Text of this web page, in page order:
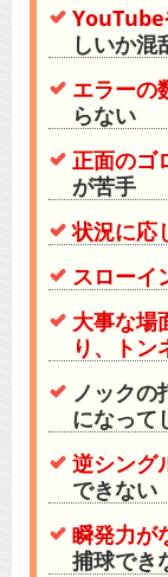
YouTube
しいか混
エラーの
らない
正面のゴ
が苦手
状況に応
スローイ
大事な場
り、トン
ノックの
になって
逆シング
できない
瞬発力が
捕球でき